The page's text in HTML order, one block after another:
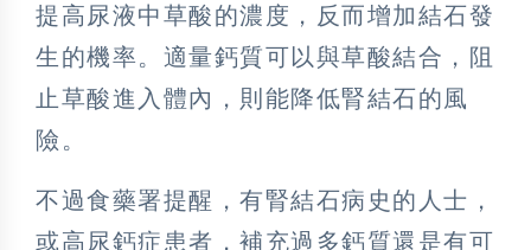
提高尿液中草酸的濃度，反而增加結石發
生的機率。適量鈣質可以與草酸結合，阻
止草酸進入體內，則能降低腎結石的風
險。
不過食藥署提醒，有腎結石病史的人士，
或高尿鈣症患者，補充過多鈣質還是有可